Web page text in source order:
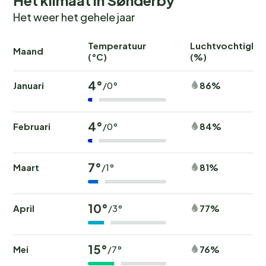
Het weer het gehele jaar
Maand
Temperatuur
(°C)
(%)
Januari 4°/0° 86%
Februari 4°/0° 84%
Maart 7°/1° 81%
April 10°/3° 77%
Mei 15°/7° 76%